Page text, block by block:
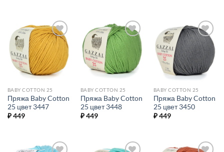
Добавить в
избранное.
BABY COTTON 25
Пряжа Baby Cotton
25 цвет 3447
₽449
Добавить в
избранное.
BABY COTTON 25
Пряжа Baby Cotton
25 цвет 3448
₽449
Добавить в
избранное.
BABY COTTON 25
Пряжа Baby Cotton
25 цвет 3450
₽449